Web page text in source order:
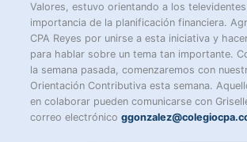
Valores, estuvo orientando a los
importancia de la planificación financiera.
CPA Reyes por unirse a esta iniciativa y
para hablar sobre un tema tan importante.
la semana pasada, comenzaremos con
Orientación Contributiva esta semana.
en colaborar pueden comunicarse con
correo electrónico